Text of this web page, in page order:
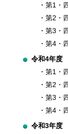
第1・
第2・
第3・
第4・
令和4年度
第1・
第2・
第3・
第4・
令和3年度